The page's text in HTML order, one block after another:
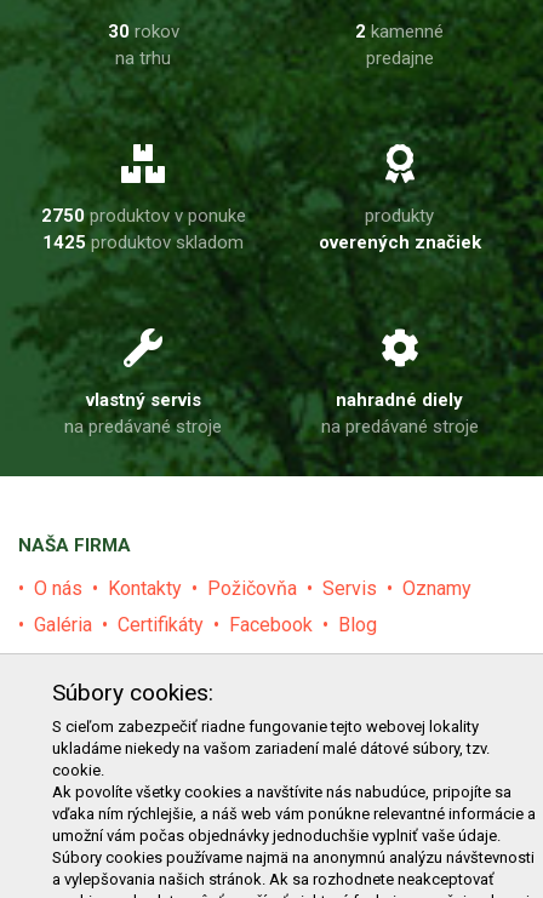
30rokov
na trhu
2 kamenné
predajne
2750produktov v ponuke
1425produktov skladom
produkty
overených značiek
vlastný servis
na predávané stroje
nahradné diely
na predávané stroje
NAŠA FIRMA
O nás Kontakty Požičovňa Servis
Oznamy
Galéria
Certifikáty Facebook Blog
E-shop Akcie Darčekové poukážky
Katalógy
Zľavy
Novinky Predávané značky
Bazár
Výzvy pre obce a firmy
NAKUPOVANIE
Obchodné podmienky Cenník prepravy
Súbory cookies:
S cieľom zabezpečiť riadne fungovanie tejto webovej lokality
ukladáme niekedy na vašom zariadení malé dátové súbory, tzv.
cookie.
Ak povolíte všetky cookies a navštívite nás nabudúce, pripojíte sa
vďaka ním rýchlejšie, a náš web vám ponúkne relevantné informácie a
umožní vám počas objednávky jednoduchšie vyplniť vaše údaje.
Súbory cookies používame najmä na anonymnú analýzu návštevnosti
a vylepšovania našich stránok. Ak sa rozhodnete neakceptovať